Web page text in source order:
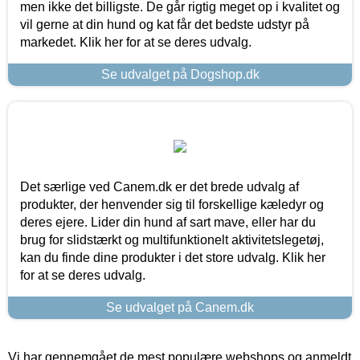
men ikke det billigste. De går rigtig meget op i kvalitet og
vil gerne at din hund og kat får det bedste udstyr på
markedet. Klik her for at se deres udvalg.
Se udvalget på Dogshop.dk
Det særlige ved Canem.dk er det brede udvalg af
produkter, der henvender sig til forskellige kæledyr og
deres ejere. Lider din hund af sart mave, eller har du
brug for slidstærkt og multifunktionelt aktivitetslegetøj,
kan du finde dine produkter i det store udvalg. Klik her
for at se deres udvalg.
Se udvalget på Canem.dk
Vi har gennemgået de mest populære webshops og anmeldt